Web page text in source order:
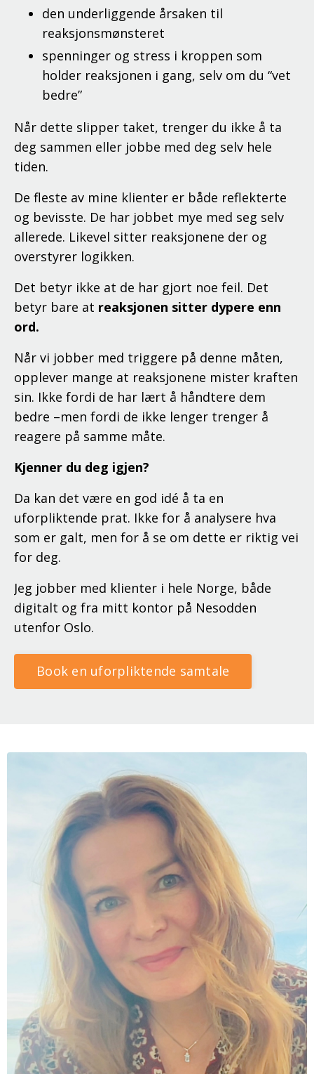
den underliggende årsaken til
reaksjonsmønsteret
spenninger og stress i kroppen som
holder reaksjonen i gang, selv om du “vet
bedre”
Når dette slipper taket, trenger du ikke å ta
deg sammen eller jobbe med deg selv hele
tiden.
De fleste av mine klienter er både reflekterte
og bevisste. De har jobbet mye med seg selv
allerede. Likevel sitter reaksjonene der og
overstyrer logikken.
Det betyr ikke at de har gjort noe feil. Det
betyr bare at reaksjonen sitter dypere enn
ord.
Når vi jobber med triggere på denne måten,
opplever mange at reaksjonene mister kraften
sin. Ikke fordi de har lært å håndtere dem
bedre –men fordi de ikke lenger trenger å
reagere på samme måte.
Kjenner du deg igjen?
Da kan det være en god idé å ta en
uforpliktende prat. Ikke for å analysere hva
som er galt, men for å se om dette er riktig vei
for deg.
Jeg jobber med klienter i hele Norge, både
digitalt og fra mitt kontor på Nesodden
utenfor Oslo.
Book en uforpliktende samtale